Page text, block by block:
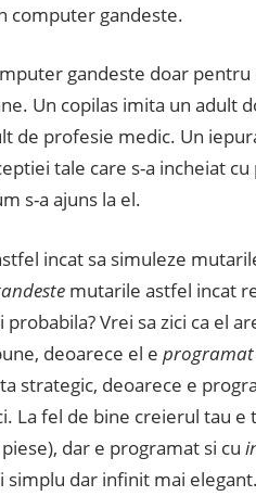
computer gandeste.
gandeste doar pentru
Un copilas imita un adult
de profesie medic. Un
tale care s-a incheiat cu
s-a ajuns la el.
incat sa simuleze
mutarile astfel incat
Vrei sa zici ca el
deoarece el e programat
strategic, deoarece e
La fel de bine creierul tau e
dar e programat si cu
dar infinit mai